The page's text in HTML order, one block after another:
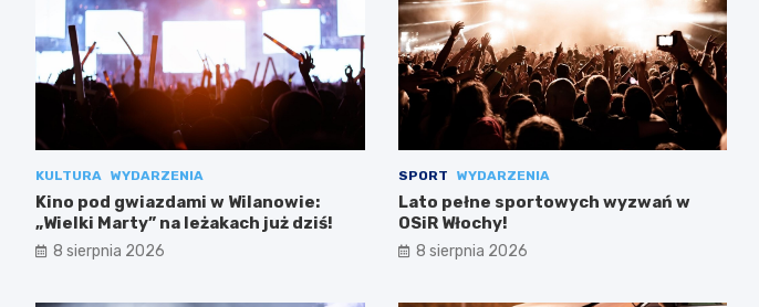
KULTURA WYDARZENIA
Kino pod gwiazdami w Wilanowie:
„Wielki Marty” na leżakach już dziś!
8 sierpnia 2026
SPORT WYDARZENIA
Lato pełne sportowych wyzwań w
OSiR Włochy!
8 sierpnia 2026